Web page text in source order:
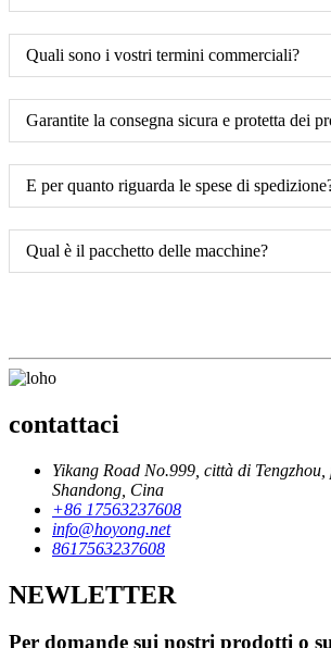
Quali sono i vostri termini commerciali?
Garantite la consegna sicura e protetta dei
E per quanto riguarda le spese di
Qual è il pacchetto delle macchine?
contattaci
Yikang Road No.999, città di
Shandong, Cina
+86 17563237608
info@hoyong.net
8617563237608
NEWLETTER
Per domande sui nostri prodotti o